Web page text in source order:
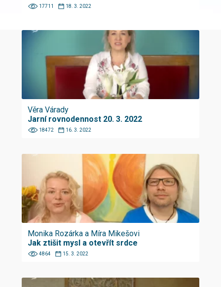
17711 18. 3. 2022
Věra Várady
Jarní rovnodennost 20. 3. 2022
18472 16. 3. 2022
Monika Rozárka a Míra Mikešovi
Jak ztišit mysl a otevřít srdce
4864 15. 3. 2022